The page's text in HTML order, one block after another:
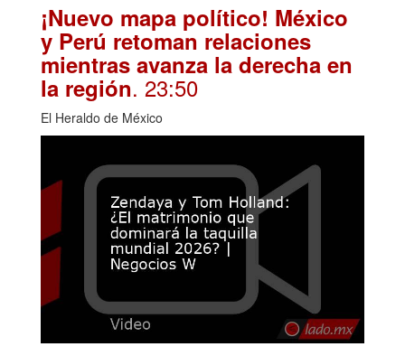
¡Nuevo mapa político! México
y Perú retoman relaciones
mientras avanza la derecha en
la región. 23:50
El Heraldo de México